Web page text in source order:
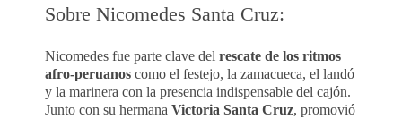
Sobre Nicomedes Santa Cruz:
Nicomedes fue parte clave del rescate de los ritmos
afro-peruanos como el festejo, la zamacueca, el landó
y la marinera con la presencia indispensable del cajón.
Junto con su hermana Victoria Santa Cruz, promovió